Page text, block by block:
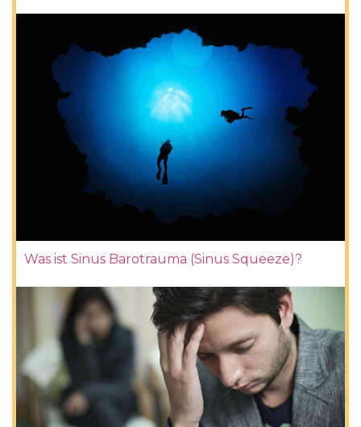
Was ist Sinus Barotrauma (Sinus Squeeze)?